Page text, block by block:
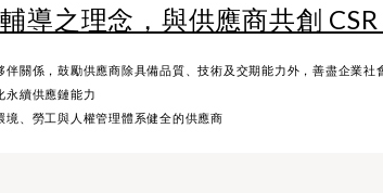
導之理念，與供應商共創
關係，鼓勵供應商除具備品質、技術及交期能力外，善盡企業社
永續供應鏈能力
、勞工與人權管理體系健全的供應商